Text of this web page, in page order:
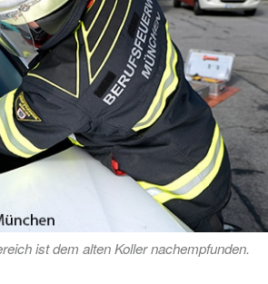
ist dem alten Koller nachempfunden.